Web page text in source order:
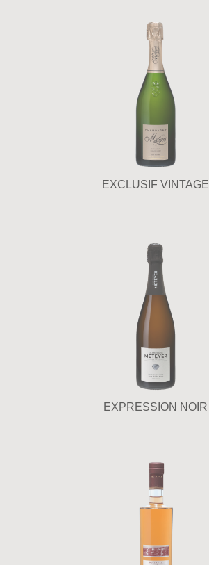
EXCLUSIF VINTAGE
EXPRESSION NOIR